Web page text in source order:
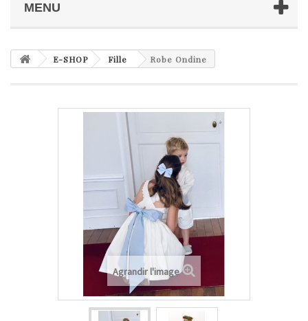
MENU
E-SHOP Fille Robe Ondine
Agrandir l'image